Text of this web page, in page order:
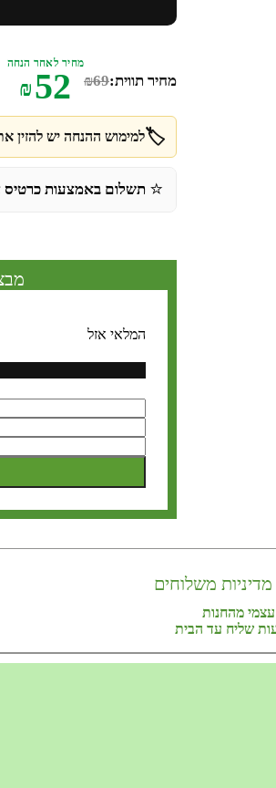
מחיר תווית: ₪69
מחיר לאחר הנחה
₪52
🏷️למימוש ההנחה יש להזין
⭐ תשלום באמצעות
המלאי אזל
מדיניות משלוחים
מהחנות
שליח עד הבית